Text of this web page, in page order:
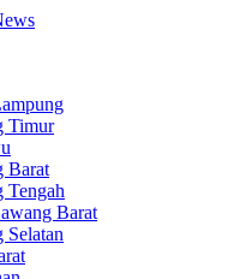
Timur
Barat
Tengah
Barat
Selatan